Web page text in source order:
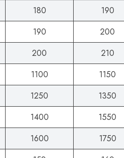
180 190
190 200
200 210
1100 1150
1250 1350
1400 1550
1600 1750